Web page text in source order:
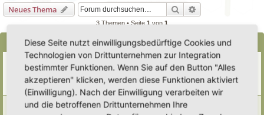
Neues Thema Suche
3 Themen • Seite 1 von 1
Bekanntmachungen
Erweiterung der Kriterien zur Eintragung eines Hortus
Letzter Beitrag vonHeike Ehrle«Di 29. Jul 2025, 17:08
Verfasst inAnkündigungen & Fragen zum Forum
Antworten: 3
[Bitte lesen] Wie funktioniert die Eintragung Eurer
Diese Seite nutzt einwilligungsbedürftige Cookies und
Technologien von Drittunternehmen zur Integration
bestimmter Funktionen. Wenn Sie auf den Button "Alles
akzeptieren" klicken, werden diese Funktionen aktiviert
(Einwilligung). Nach der Einwilligung verarbeiten wir
und die betroffenen Drittunternehmen Ihre